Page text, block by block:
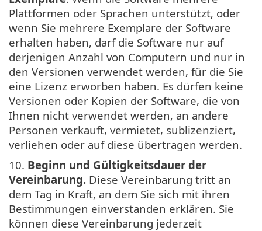
Plattformen oder Sprachen unterstützt, oder
wenn Sie mehrere Exemplare der Software
erhalten haben, darf die Software nur auf
derjenigen Anzahl von Computern und nur in
den Versionen verwendet werden, für die Sie
eine Lizenz erworben haben. Es dürfen keine
Versionen oder Kopien der Software, die von
Ihnen nicht verwendet werden, an andere
Personen verkauft, vermietet, sublizenziert,
verliehen oder auf diese übertragen werden.
10. Beginn und Gültigkeitsdauer der
Vereinbarung. Diese Vereinbarung tritt an
dem Tag in Kraft, an dem Sie sich mit ihren
Bestimmungen einverstanden erklären. Sie
können diese Vereinbarung jederzeit